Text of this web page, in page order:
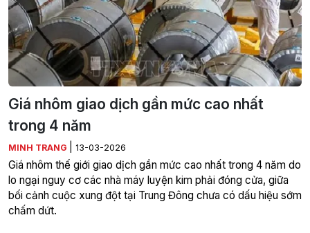
Giá nhôm giao dịch gần mức cao nhất
trong 4 năm
MINH TRANG 13-03-2026
Giá nhôm thế giới giao dịch gần mức cao nhất trong 4 năm do
lo ngại nguy cơ các nhà máy luyện kim phải đóng cửa, giữa
bối cảnh cuộc xung đột tại Trung Đông chưa có dấu hiệu sớm
chấm dứt.